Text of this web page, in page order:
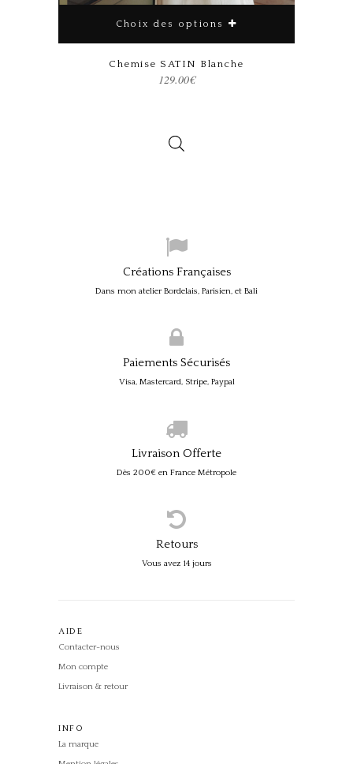
Choix des options
Ce produit a plusieurs variations. Les options peuvent être choisies sur la page du produit
Chemise SATIN Blanche
129.00€
Créations Françaises
Dans mon atelier Bordelais, Parisien, et Bali
Paiements Sécurisés
Visa, Mastercard, Stripe, Paypal
Livraison Offerte
Dès 200€ en France Métropole
Retours
Vous avez 14 jours
AIDE
Contacter-nous
Mon compte
Livraison & retour
INFO
La marque